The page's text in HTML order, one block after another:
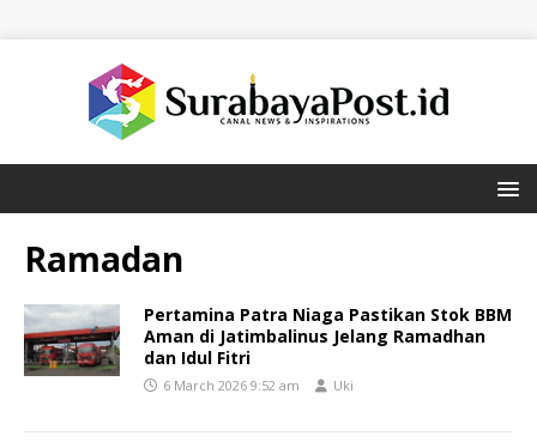
Ramadan
Pertamina Patra Niaga Pastikan Stok BBM
Aman di Jatimbalinus Jelang Ramadhan
dan Idul Fitri
6 March 2026 9:52 am Uki